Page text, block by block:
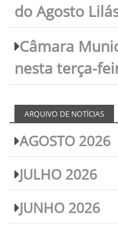
do Agosto
Câmara
nesta terça-
ARQUIVO DE NOTÍCIAS
AGOSTO 2026
JULHO 2026
JUNHO 2026